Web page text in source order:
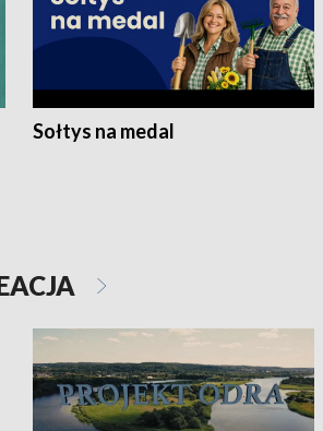
Sołtys na medal